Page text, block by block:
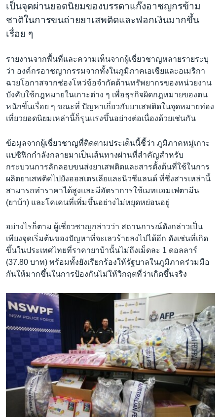
เลือกภาษา
เป็นจุดผ่านยอดนิยมของบรรดาแก๊งอาชญกรข้าม
ชาติในการขนถ่ายยาเสพติดและฟอกเงินมากขึ้น
เรื่อย ๆ
รายงานจากพื้นที่และความเห็นจากผู้เชี่ยวชาญหลายรายระบุ
ว่า องค์กรอาชญากรรมจากทั้งในภูมิภาคเอเชียและอเมริกา
ฉวยโอกาสจากช่องโหว่ข้อจำกัดด้านทรัพยากรของหน่วยงาน
บังคับใช้กฎหมายในเกาะต่าง ๆ เพื่อธุรกิจผิดกฎหมายของตน
หนักขึ้นเรื่อย ๆ ขณะที่ ปัญหาเกี่ยวกับยาเสพติดในจุดหมายท่อง
เที่ยวยอดนิยมเหล่านี้ก็รุนแรงขึ้นอย่างต่อเนื่องด้วยเช่นกัน
ข้อมูลจากผู้เชี่ยวชาญที่ติดตามประเด็นนี้ชี้ว่า ภูมิภาคหมู่เกาะ
แปซิฟิกกำลังกลายมาเป็นเส้นทางผ่านที่สำคัญสำหรับ
กระบวนการลักลอบขนส่งยาเสพติดและสารตั้งต้นที่ใช้ในการ
ผลิตยาเสพติดไปยังออสเตรเลียและนิวซีแลนด์ ที่ซึ่งสารเหล่านี้
สามารถทำราคาได้สูงและมีอัตราการใช้เมทแอมเฟตามีน
(ยาบ้า) และโคเคนที่เพิ่มขึ้นอย่างไม่หยุดหย่อนอยู่
อย่างไรก็ตาม ผู้เชี่ยวชาญกล่าวว่า สถานการณ์ดังกล่าวเป็น
เพียงจุดเริ่มต้นของปัญหาที่จะเลวร้ายลงไปได้อีก ดังเช่นที่เกิด
ขึ้นในประเทศไทยที่ราคายาบ้านั้นไม่ถึงเม็ดละ 1 ดอลลาร์
(37.80 บาท) พร้อมทั้งยังเรียกร้องให้รัฐบาลในภูมิภาคร่วมมือ
กันให้มากขึ้นในการป้องกันไม่ให้วิกฤตที่ว่าเกิดขึ้นจริง